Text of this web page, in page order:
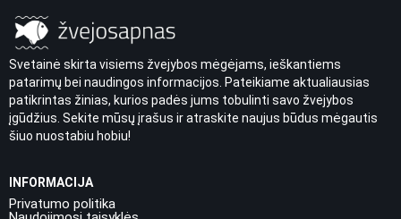
Svetainė skirta visiems žvejybos mėgėjams, ieškantiems
patarimų bei naudingos informacijos. Pateikiame aktualiausias
patikrintas žinias, kurios padės jums tobulinti savo žvejybos
įgūdžius. Sekite mūsų įrašus ir atraskite naujus būdus mėgautis
šiuo nuostabiu hobiu!
INFORMACIJA
Privatumo politika